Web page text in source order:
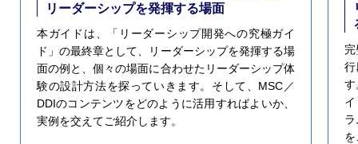
リーダーシップを発揮する場面
本ガイドは、「リーダーシップ開発への究極ガイ
ド」の最終章として、リーダーシップを発揮する場
面の例と、個々の場面に合わせたリーダーシップ体
験の設計方法を探っていきます。そして、MSC／
DDIのコンテンツをどのように活用すればよいか、
実例を交えてご紹介します。
す